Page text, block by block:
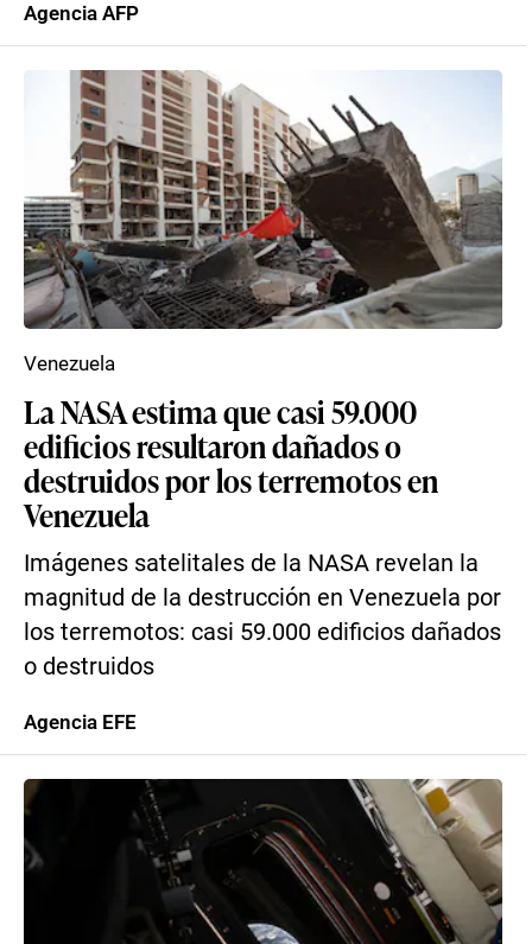
Agencia AFP
La NASA estima que casi 59.000
edificios resultaron dañados o
destruidos por los terremotos en
Venezuela
Imágenes satelitales de la NASA revelan la
magnitud de la destrucción en Venezuela por
los terremotos: casi 59.000 edificios dañados
o destruidos
Venezuela
Agencia EFE